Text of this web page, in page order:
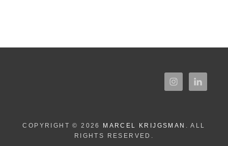
COPYRIGHT © 2026 MARCEL KRIJGSMAN . ALL
RIGHTS RESERVED.